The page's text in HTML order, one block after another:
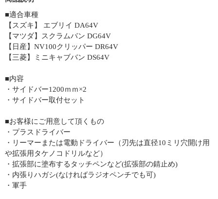
■適合車種
【スズキ】 エブリイ DA64V
【マツダ】スクラムバン DG64V
【日産】NV100クリッパー DR64V
【三菱】ミニキャブバン DS64V
■内容
・サイドバー1200ｍｍ×2
・サイドバー取付セット
■お客様にご用意して頂くもの
・プラスドライバー
・リーマーまたは電動ドライバー（刃先は直径10ミリ穴開け用
や拡張用タケノコドリルなど）
・拡張部に塗布するタッチペンなど(拡張部の錆止め)
・内張りハガシ(なければラジオペンチでも可)
・軍手